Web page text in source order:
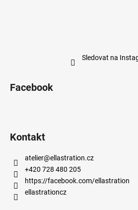
Sledovat na
Facebook
Kontakt
atelier@ellastration.cz
+420 728 480 205
https://facebook.com/ellastration
ellastrationcz